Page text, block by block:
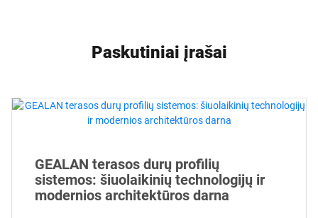
Paskutiniai įrašai
GEALAN terasos durų profilių
sistemos: šiuolaikinių technologijų ir
modernios architektūros darna